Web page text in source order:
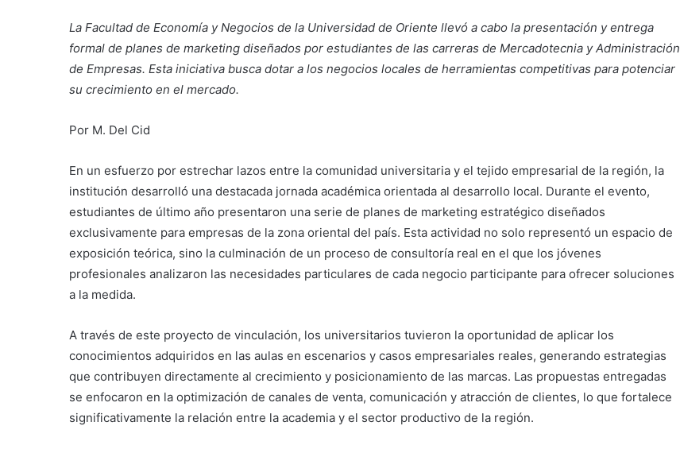
La Facultad de Economía y Negocios de la Universidad de Oriente llevó a cabo la presentación y entrega
formal de planes de marketing diseñados por estudiantes de las carreras de Mercadotecnia y Administración
de Empresas. Esta iniciativa busca dotar a los negocios locales de herramientas competitivas para potenciar
su crecimiento en el mercado.
Por M. Del Cid
En un esfuerzo por estrechar lazos entre la comunidad universitaria y el tejido empresarial de la región, la
institución desarrolló una destacada jornada académica orientada al desarrollo local. Durante el evento,
estudiantes de último año presentaron una serie de planes de marketing estratégico diseñados
exclusivamente para empresas de la zona oriental del país. Esta actividad no solo representó un espacio de
exposición teórica, sino la culminación de un proceso de consultoría real en el que los jóvenes
profesionales analizaron las necesidades particulares de cada negocio participante para ofrecer soluciones
a la medida.
A través de este proyecto de vinculación, los universitarios tuvieron la oportunidad de aplicar los
conocimientos adquiridos en las aulas en escenarios y casos empresariales reales, generando estrategias
que contribuyen directamente al crecimiento y posicionamiento de las marcas. Las propuestas entregadas
se enfocaron en la optimización de canales de venta, comunicación y atracción de clientes, lo que fortalece
significativamente la relación entre la academia y el sector productivo de la región.
combustibles
Peregrinación Camino de San
Óscar Romero inicia recorrido
hacia Ciudad Barrios